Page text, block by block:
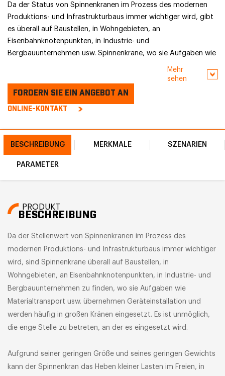
Da der Status von Spinnenkranen im Prozess des modernen
Produktions- und Infrastrukturbaus immer wichtiger wird, gibt
es überall auf Baustellen, in Wohngebieten, an
Eisenbahnknotenpunkten, in Industrie- und
Bergbauunternehmen usw. Spinnenkrane, wo sie Aufgaben wie
z B. für den Materialtransport und die Installation von Geräten,
und werden häufig in großen Kränen eingesetzt. Es ist
unmöglich, die enge Stelle zu betreten, an der es eingesetzt
Mehr
sehen
FORDERN SIE EIN ANGEBOT AN
ONLINE-KONTAKT
BESCHREIBUNG MERKMALE SZENARIEN
PARAMETER
PRODUKT
BESCHREIBUNG
Da der Stellenwert von Spinnenkranen im Prozess des
modernen Produktions- und Infrastrukturbaus immer wichtiger
wird, sind Spinnenkrane überall auf Baustellen, in
Wohngebieten, an Eisenbahnknotenpunkten, in Industrie- und
Bergbauunternehmen zu finden, wo sie Aufgaben wie
Materialtransport usw. übernehmen Geräteinstallation und
werden häufig in großen Kränen eingesetzt. Es ist unmöglich,
die enge Stelle zu betreten, an der es eingesetzt wird.
Aufgrund seiner geringen Größe und seines geringen Gewichts
kann der Spinnenkran das Heben kleiner Lasten im Freien, in